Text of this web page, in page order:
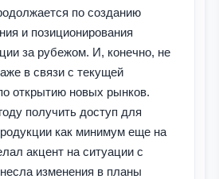
по созданию
и позиционирования
за рубежом. И, конечно, не
в связи с текущей
открытию новых рынков.
получить доступ для
как минимум еще на
акцент на ситуации с
изменения в планы